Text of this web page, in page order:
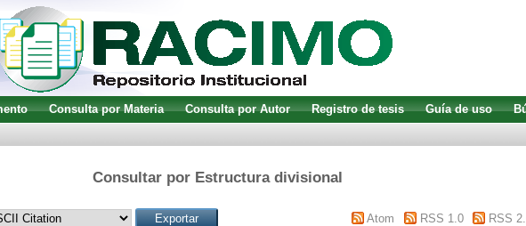
Consulta por Materia Consulta por Autor Registro de tesis Guía de uso
Consultar por Estructura divisional
Atom RSS 1.0 RSS